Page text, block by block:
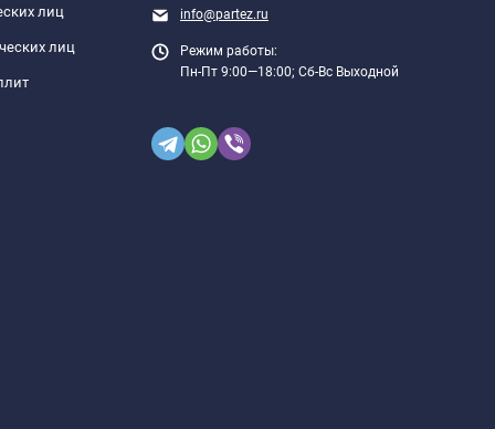
лиц
лиц
info@partez.ru
Режим работы:
Пн-Пт 9:00—18:00; Сб-Вс Выходной